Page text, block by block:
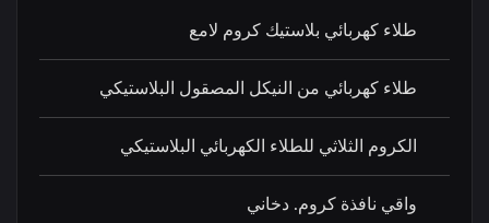
طلاء كهربائي بلاستيك كروم لامع
طلاء كهربائي من النيكل المصقول البلاستيكي
الكروم الثلاثي للطلاء الكهربائي البلاستيكي
واقي نافذة كروم. دخاني